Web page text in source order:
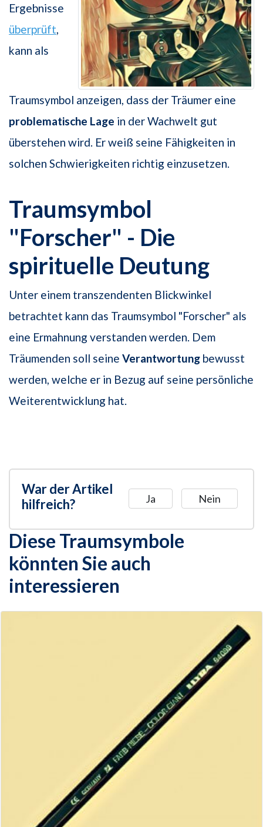
Ergebnisse
überprüft
kann als
Traumsymbol anzeigen, dass der Träumer eine
problematische Lage in der Wachwelt gut
überstehen wird. Er weiß seine Fähigkeiten in
solchen Schwierigkeiten richtig einzusetzen.
Traumsymbol
"Forscher" - Die
spirituelle Deutung
Unter einem transzendenten Blickwinkel
betrachtet kann das Traumsymbol "Forscher" als
eine Ermahnung verstanden werden. Dem
Träumenden soll seine Verantwortung bewusst
werden, welche er in Bezug auf seine persönliche
Weiterentwicklung hat.
War der Artikel
hilfreich?
Ja Nein
Diese Traumsymbole
könnten Sie auch
interessieren